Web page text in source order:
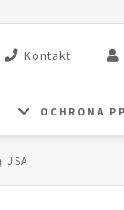
Kontakt
OCHRONA